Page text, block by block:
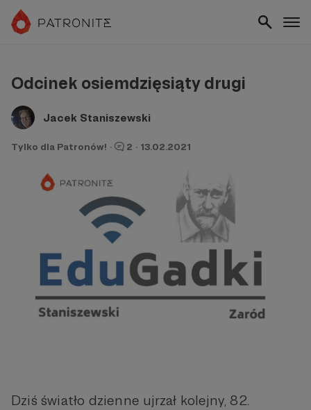
Odcinek osiemdzięsiąty drugi
Jacek Staniszewski
Tylko dla Patronów! · 2 · 13.02.2021
Dziś światło dzienne ujrzał kolejny, 82.